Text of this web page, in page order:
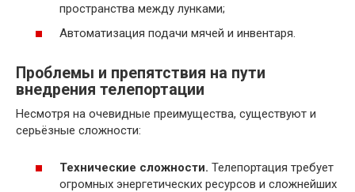
пространства между лунками;
Автоматизация подачи мячей и инвентаря.
Проблемы и препятствия на пути
внедрения телепортации
Несмотря на очевидные преимущества, существуют и
серьёзные сложности:
Технические сложности. Телепортация требует
огромных энергетических ресурсов и сложнейших